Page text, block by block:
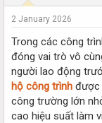
a
r
t
e
r
2 January 2026
Trong các công
đóng vai trò vô
người lao động
hộ công trình được
công trường lớn
cao hiệu suất làm